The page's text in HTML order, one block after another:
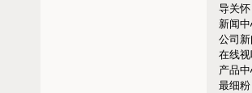
导关怀
新闻
公司新
在线
产品
最细粉